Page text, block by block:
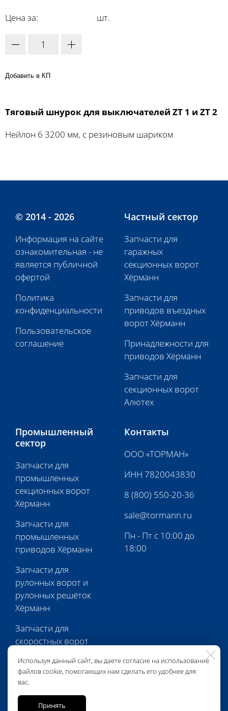
Используя данный сайт, вы даете согласие на использование
файлов cookie, помогающих нам сделать его удобнее для
вас.
Принять
Цена за: шт.
Добавить в КП
Тяговый шнурок для выключателей ZT 1 и ZT 2
Нейлон 6 3200 мм, с резиновым шариком
© 2014 - 2026
Информация на сайте
ознакомительная - не
является публичной
офертой
Политика
конфиденциальности
Пользовательское
соглашение
Частный сектор
Запчасти для
гаражных
секционных ворот
Хёрманн
Запчасти для
приводов въездных
ворот Хёрманн
Принадлежности для
приводов Хёрманн
Запчасти для
секционных ворот
Алютех
Промышленный
сектор
Запчасти для
промышленных
секционных ворот
Хёрманн
Запчасти для
промышленных
приводов Хёрманн
Запчасти для
рулонных ворот и
рулонных решёток
Хёрманн
Запчасти для
скоростных ворот
Запчасти для
перегрузочной
техники Хёрманн
Контакты
ООО «ТОРМАН»
ИНН 7820043830
8 (800) 550-20-36
sale@tormann.ru
Пн - Пт с 10:00 до
18:00